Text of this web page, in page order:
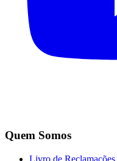
Quem Somos
Livro de Reclamações